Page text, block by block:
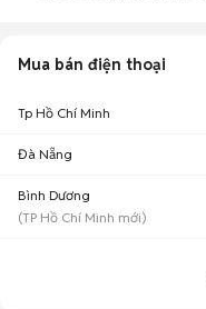
Mua bán điện thoại
Tp Hồ Chí Minh
Đà Nẵng
Bình Dương
(TP Hồ Chí Minh mới)